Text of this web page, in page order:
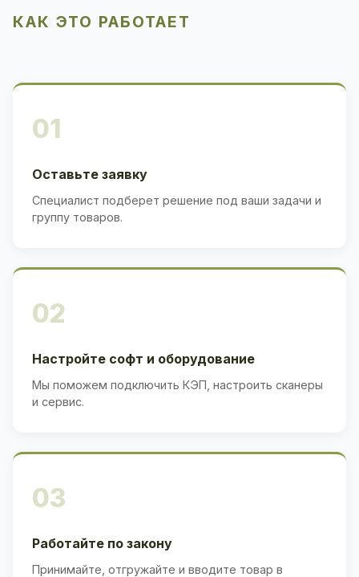
КАК ЭТО РАБОТАЕТ
01
Оставьте заявку
Специалист подберет решение под ваши задачи и
группу товаров.
02
Настройте софт и оборудование
Мы поможем подключить КЭП, настроить сканеры
и сервис.
03
Работайте по закону
Принимайте, отгружайте и вводите товар в